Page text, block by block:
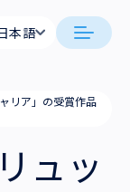
本語
本語
リア」の受賞作品
ュッ